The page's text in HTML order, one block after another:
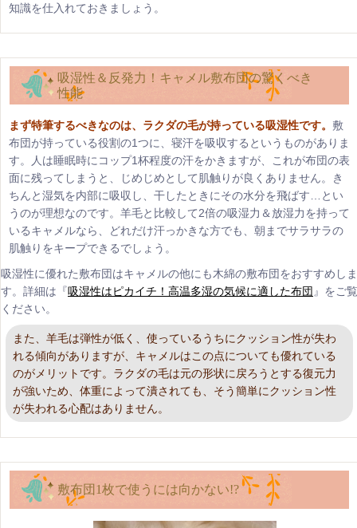
知識を仕入れておきましょう。
吸湿性＆反発力！キャメル敷布団の驚くべき
性能
まず特筆するべきなのは、ラクダの毛が持っている吸湿性です。 敷
布団が持っている役割の1つに、寝汗を吸収するというものがありま
す。人は睡眠時にコップ1杯程度の汗をかきますが、これが布団の表
面に残ってしまうと、じめじめとして肌触りが良くありません。き
ちんと湿気を内部に吸収し、干したときにその水分を飛ばす…とい
うのが理想なのです。羊毛と比較して2倍の吸湿力＆放湿力を持って
いるキャメルなら、どれだけ汗っかきな方でも、朝までサラサラの
肌触りをキープできるでしょう。
吸湿性に優れた敷布団はキャメルの他にも木綿の敷布団をおすすめしま
す。詳細は『吸湿性はピカイチ！高温多湿の気候に適した布団 』をご覧
ください。
また、羊毛は弾性が低く、使っているうちにクッション性が失わ
れる傾向がありますが、キャメルはこの点についても優れている
のがメリットです。ラクダの毛は元の形状に戻ろうとする復元力
が強いため、体重によって潰されても、そう簡単にクッション性
が失われる心配はありません。
敷布団1枚で使うには向かない!?